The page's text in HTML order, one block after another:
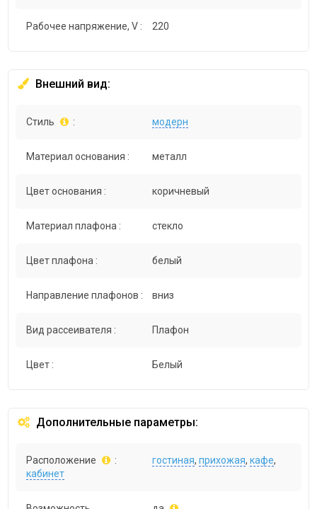
Рабочее напряжение, V : 220
Внешний вид:
Стиль : модерн
Материал основания : металл
Цвет основания : коричневый
Материал плафона : стекло
Цвет плафона : белый
Направление плафонов : вниз
Вид рассеивателя : Плафон
Цвет : Белый
Дополнительные параметры:
Расположение : гостиная,прихожая,кафе,
кабинет